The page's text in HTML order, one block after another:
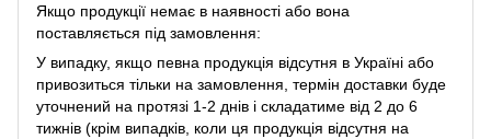
Якщо продукції немає в наявності або вона
поставляється під замовлення:
У випадку, якщо певна продукція відсутня в Україні або
привозиться тільки на замовлення, термін доставки буде
уточнений на протязі 1-2 днів і складатиме від 2 до 6
тижнів (крім випадків, коли ця продукція відсутня на